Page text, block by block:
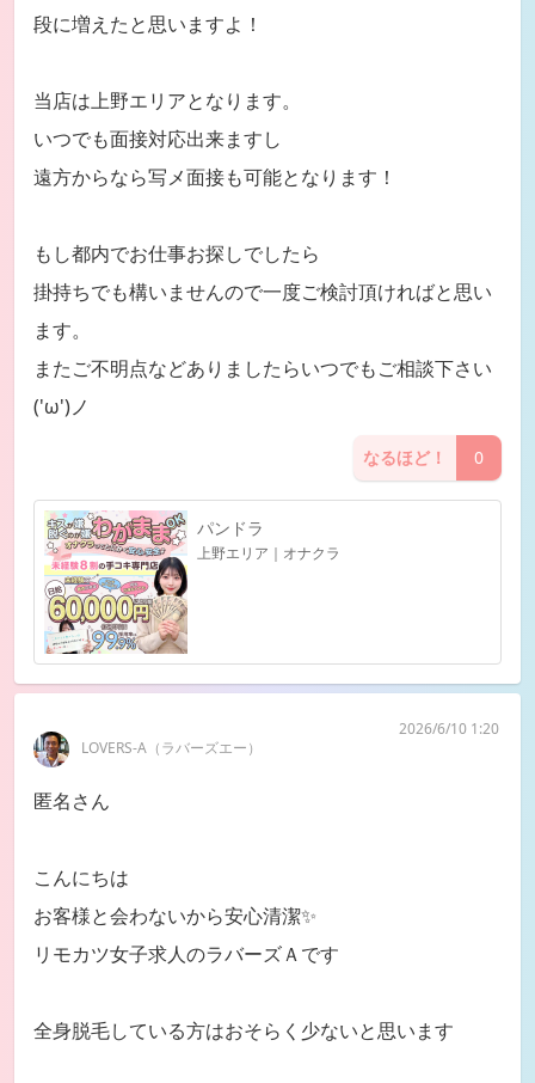
段に増えたと思いますよ！
当店は上野エリアとなります。
いつでも面接対応出来ますし
遠方からなら写メ面接も可能となります！
もし都内でお仕事お探しでしたら
掛持ちでも構いませんので一度ご検討頂ければと思い
ます。
またご不明点などありましたらいつでもご相談下さい
('ω')ノ
なるほど！ 0
パンドラ
上野エリア｜オナクラ
LOVERS-A（ラバーズエー）
2026/6/10 1:20
匿名さん
こんにちは
お客様と会わないから安心清潔✨
リモカツ女子求人のラバーズＡです
全身脱毛している方はおそらく少ないと思います